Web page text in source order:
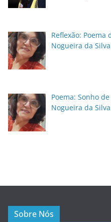
Reflexão: Poema
Nogueira da Silva
Poema: Sonho
Nogueira da Silva
Sobre Nós